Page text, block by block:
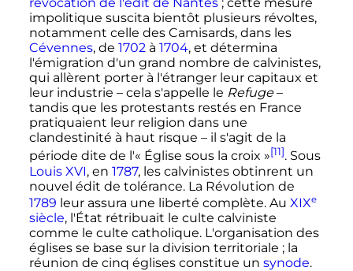
impolitique suscita bientôt plusieurs révoltes,
notamment celle des Camisards, dans les
Cévennes, de 1702à 1704, et détermina
l'émigration d'un grand nombre de calvinistes,
qui allèrent porter à l'étranger leur capitaux et
leur industrie – cela s'appelle le Refuge–
tandis que les protestants restés en France
pratiquaient leur religion dans une
clandestinité à haut risque – il s'agit de la
période dite de l'« Église sous la croix »[11]. Sous
Louis XVI, en 1787, les calvinistes obtinrent un
nouvel édit de tolérance. La Révolution de
1789 leur assura une liberté complète. Au XIXe
siècle, l'État rétribuait le culte calviniste
comme le culte catholique. L'organisation des
églises se base sur la division territoriale ; la
réunion de cinq églises constitue un synode.